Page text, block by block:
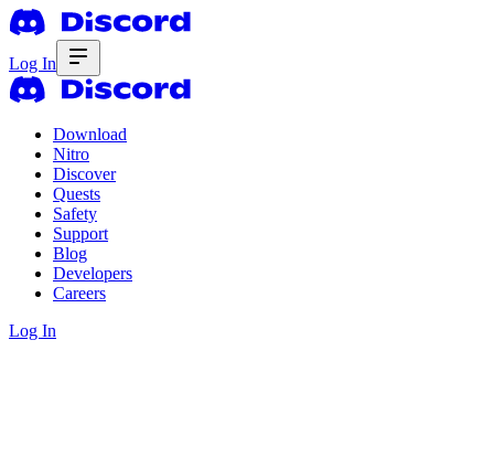
Log In
Download
Nitro
Discover
Quests
Safety
Support
Blog
Developers
Careers
Log In